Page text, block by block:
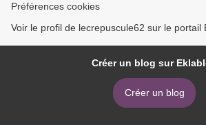
Préférences cookies
Voir le profil de lecrepuscule62 sur le portail
Créer un blog sur
Créer un blog